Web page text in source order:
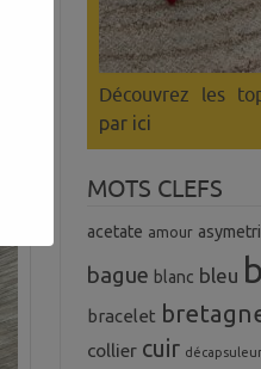
Découvrez les
par ici
MOTS CLEFS
acetate amour
bague blanc bleu
bracelet
collier cuir décapsuleur